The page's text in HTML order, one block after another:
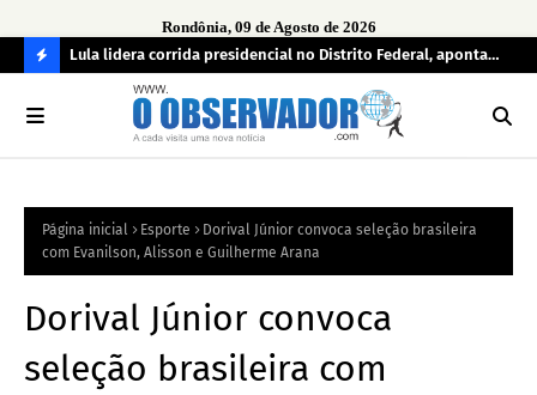
Rondônia, 09 de Agosto de 2026
O
R
Lula lidera corrida presidencial no Distrito Federal, aponta
pesquisa; Flávio Bolsonaro aparece em segundo
Página inicial Esporte
Dorival Júnior convoca seleção brasileira
com Evanilson, Alisson e Guilherme Arana
Dorival Júnior convoca
seleção brasileira com